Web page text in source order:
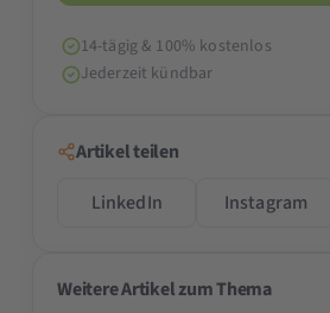
14-tägig & 100% kostenlos
Jederzeit kündbar
Artikel teilen
LinkedIn
Instagram
Weitere Artikel zum Thema